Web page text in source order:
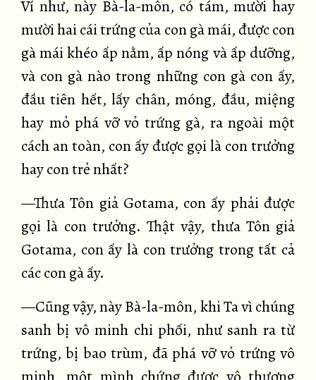
Ví như, này Bà-la-môn, có tám, mười hay
mười hai cái trứng của con gà mái, được con
gà mái khéo ấp nằm, ấp nóng và ấp dưỡng,
và con gà nào trong những con gà con ấy,
đầu tiên hết, lấy chân, móng, đầu, miệng
hay mỏ phá vỡ vỏ trứng gà, ra ngoài một
cách an toàn, con ấy được gọi là con trưởng
hay con trẻ nhất?
—Thưa Tôn giả Gotama, con ấy phải được
gọi là con trưởng. Thật vậy, thưa Tôn giả
Gotama, con ấy là con trưởng trong tất cả
các con gà ấy.
—Cũng vậy, này Bà-la-môn, khi Ta vì chúng
sanh bị vô minh chi phối, như sanh ra từ
trứng, bị bao trùm, đã phá vỡ vỏ trứng vô